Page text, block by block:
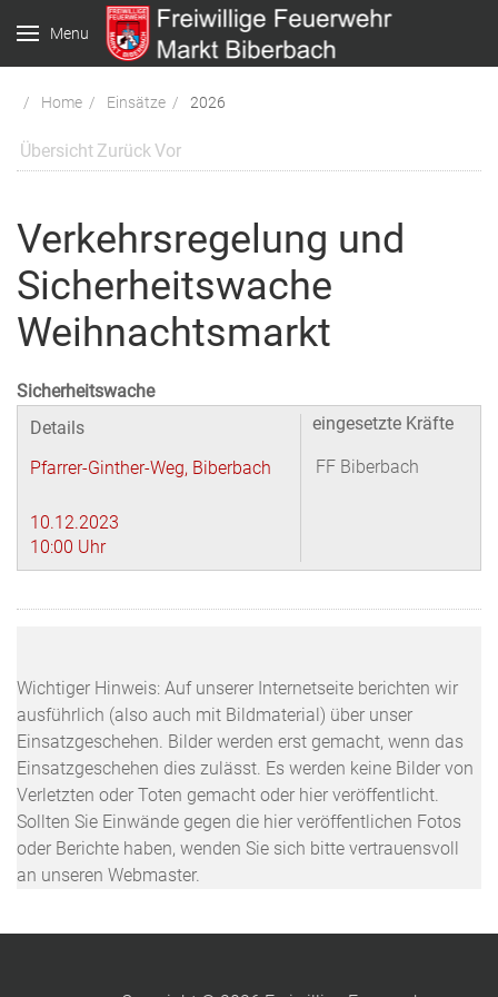
Menu
Home Einsätze 2026
Übersicht ZurückVor
Verkehrsregelung und
Sicherheitswache
Weihnachtsmarkt
Sicherheitswache
Details
Pfarrer-Ginther-Weg, Biberbach
10.12.2023
10:00 Uhr
eingesetzte Kräfte
FF Biberbach
Wichtiger Hinweis: Auf unserer Internetseite berichten wir
ausführlich (also auch mit Bildmaterial) über unser
Einsatzgeschehen. Bilder werden erst gemacht, wenn das
Einsatzgeschehen dies zulässt. Es werden keine Bilder von
Verletzten oder Toten gemacht oder hier veröffentlicht.
Sollten Sie Einwände gegen die hier veröffentlichen Fotos
oder Berichte haben, wenden Sie sich bitte vertrauensvoll
an unseren Webmaster.